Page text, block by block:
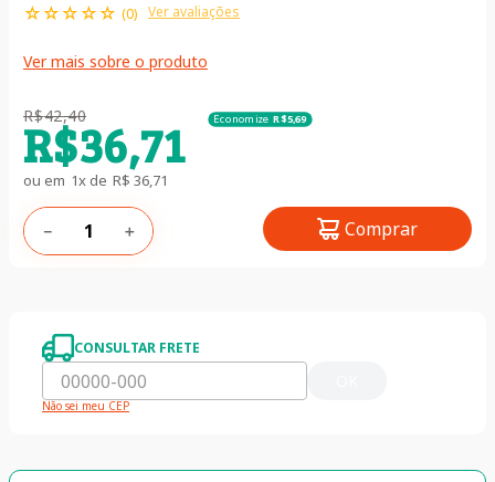
☆☆☆☆☆ (0) Ver avaliações
Ver mais sobre o produto
R$42,40 Economize R$5,69
R$36,71
ou em 1x de R$ 36,71
＋
－ Comprar
CONSULTAR FRETE
Não sei meu CEP